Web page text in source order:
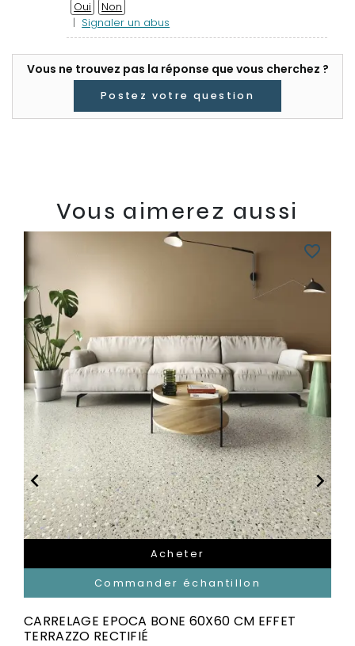
Oui
Non
| Signaler un abus
Vous ne trouvez pas la réponse que vous cherchez ?
Postez votre question
Vous aimerez aussi

Acheter
Commander échantillon
favorite_border
CARRELAGE EPOCA BONE 60X60 CM EFFET
TERRAZZO RECTIFIÉ
